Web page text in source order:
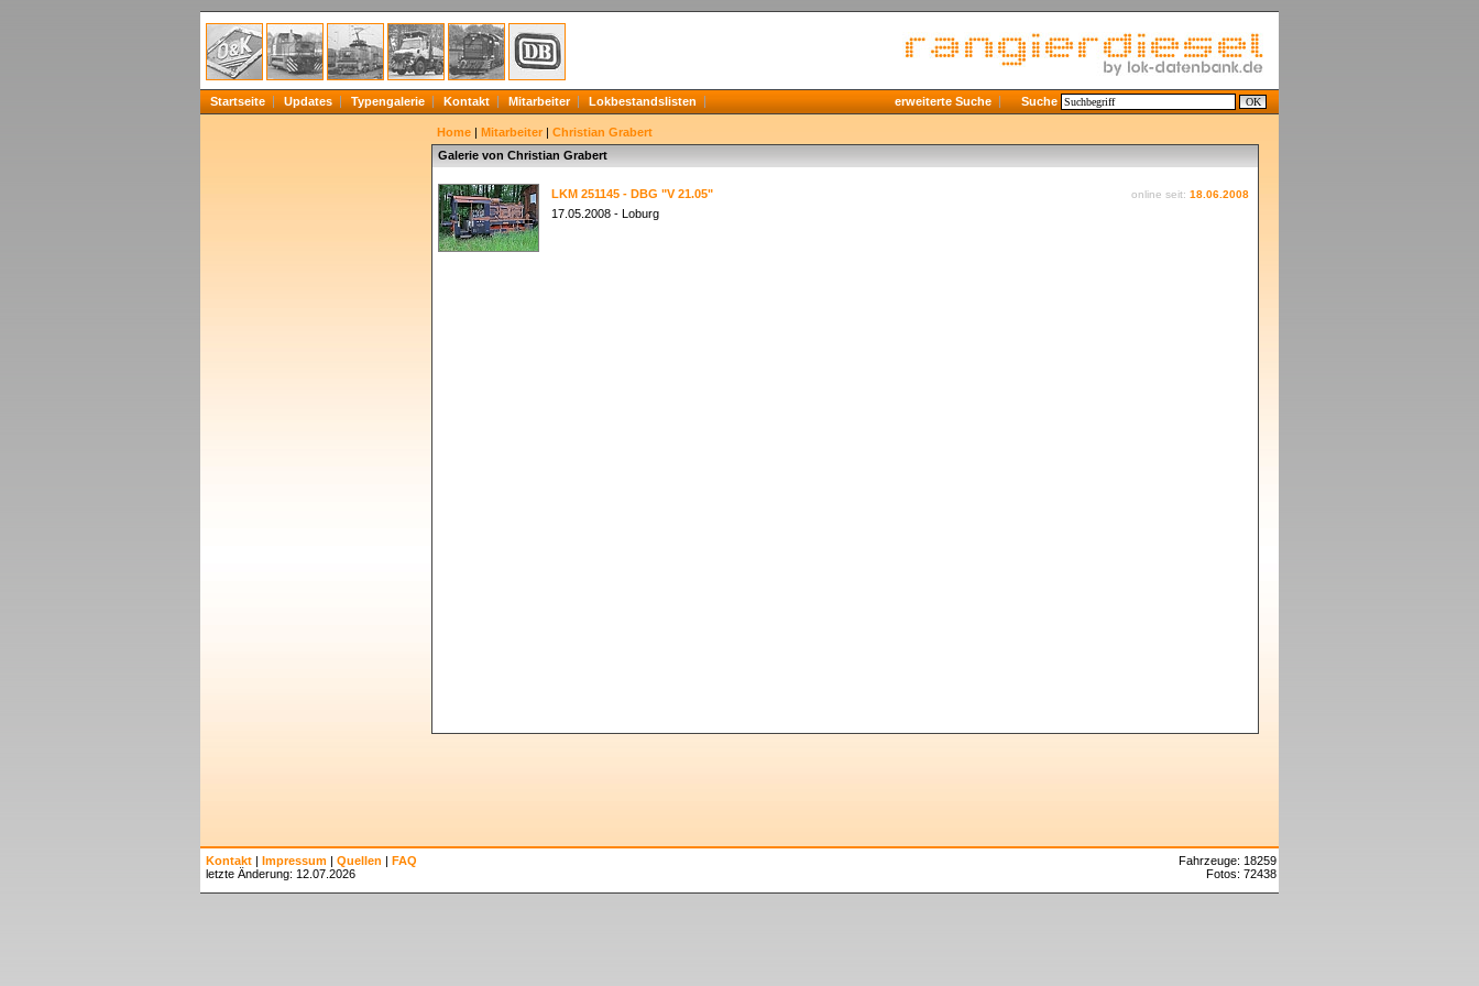
Startseite Updates Typengalerie Kontakt Mitarbeiter Lokbestandslisten erweiterte Suche Suche
Home | Mitarbeiter | Christian Grabert
Galerie von Christian Grabert
LKM 251145 - DBG "V 21.05" online seit: 18.06.2008
17.05.2008 - Loburg
Kontakt | Impressum | Quellen | FAQ
letzte Änderung: 12.07.2026
Fahrzeuge: 18259
Fotos: 72438